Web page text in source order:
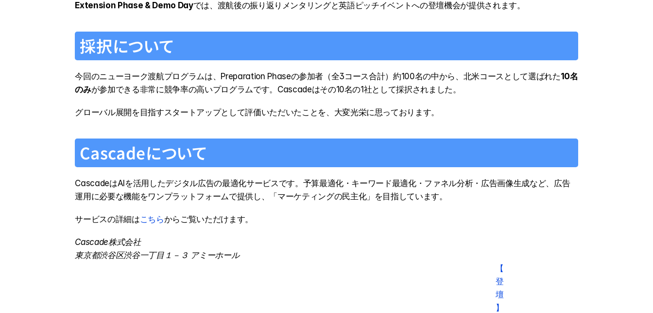
Extension Phase & Demo Dayでは、渡航後の振り返りメンタリングと英語ピッチイベントへの登壇機会が提供されます。
採択について
今回のニューヨーク渡航プログラムは、Preparation Phaseの参加者（全3コース合計）約100名の中から、北米コースとして選ばれた10名
のみが参加できる非常に競争率の高いプログラムです。Cascadeはその10名の1社として採択されました。
グローバル展開を目指すスタートアップとして評価いただいたことを、大変光栄に思っております。
Cascadeについて
CascadeはAIを活用したデジタル広告の最適化サービスです。予算最適化・キーワード最適化・ファネル分析・広告画像生成など、広告
運用に必要な機能をワンプラットフォームで提供し、「マーケティングの民主化」を目指しています。
サービスの詳細はこちらからご覧いただけます。
Cascade株式会社
東京都渋谷区渋谷一丁目１－３ アミーホール
【
登
壇
】